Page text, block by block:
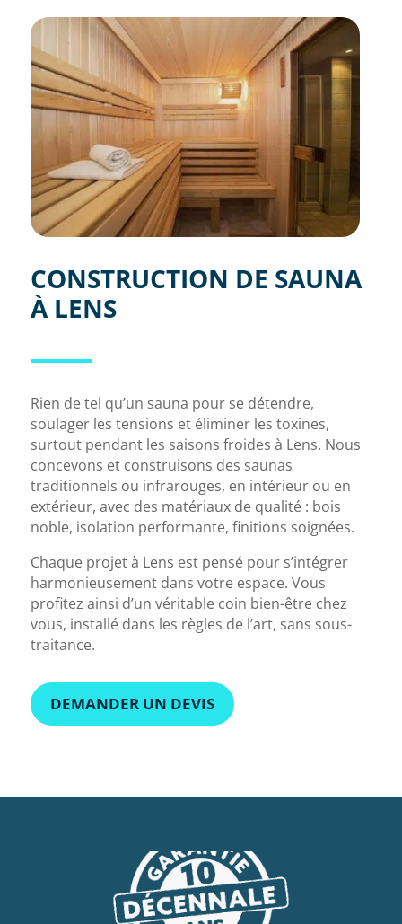
CONSTRUCTION DE SAUNA
À LENS
Rien de tel qu’un sauna pour se détendre,
soulager les tensions et éliminer les toxines,
surtout pendant les saisons froides à Lens. Nous
concevons et construisons des saunas
traditionnels ou infrarouges, en intérieur ou en
extérieur, avec des matériaux de qualité : bois
noble, isolation performante, finitions soignées.
Chaque projet à Lens est pensé pour s’intégrer
harmonieusement dans votre espace. Vous
profitez ainsi d’un véritable coin bien-être chez
vous, installé dans les règles de l’art, sans sous-
traitance.
DEMANDER UN DEVIS